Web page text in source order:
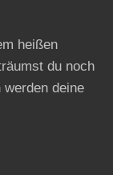
heißen
du noch
deine